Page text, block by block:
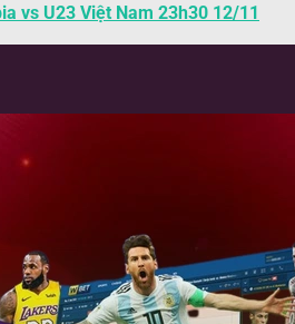
vs U23 Việt Nam 23h30 12/11